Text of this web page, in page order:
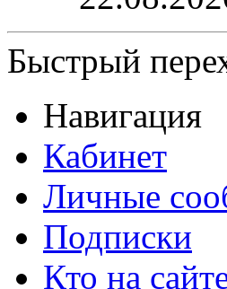
Быстрый
Навигация
Кабинет
Личные
Подписки
Кто на